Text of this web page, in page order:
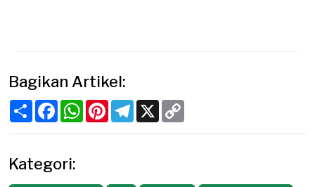
Bagikan Artikel:
ShareFacebookWhatsApp
PinterestTelegram
X
Kategori: